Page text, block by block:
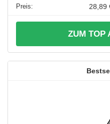
28,89
ZUM TOP